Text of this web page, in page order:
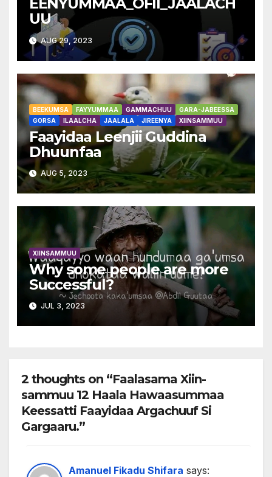
UU
AUG 29, 2023
BEEKUMSA FAYYUMMAA GAMMACHUU
GARA-JABEESSA
GORSA
ILAALCHA JAALALA JIREENYA XIINSAMMUU
Faayidaa Leenjii Guddina
Dhuunfaa
AUG 5, 2023
XIINSAMMUU
Why some people are more
Successful?
JUL 3, 2023
2 thoughts on “Faalasama Xiin-
sammuu 12 Haala Hawaasummaa
Keessatti Faayidaa Argachuuf Si
Gargaaru.”
Amanuel Fikadu Shifara says: